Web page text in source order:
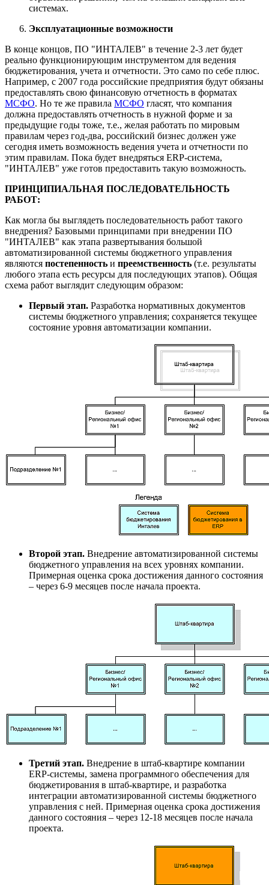
системах.
Эксплуатационные возможности
В конце концов, ПО "ИНТАЛЕВ" в течение 2-3 лет будет
реально функционирующим инструментом для ведения
бюджетирования, учета и отчетности. Это само по себе плюс.
Например, с 2007 года российские предприятия будут обязаны
предоставлять свою финансовую отчетность в форматах
МСФО. Но те же правила МСФО гласят, что компания
должна предоставлять отчетность в нужной форме и за
предыдущие годы тоже, т.е., желая работать по мировым
правилам через год-два, российский бизнес должен уже
сегодня иметь возможность ведения учета и отчетности по
этим правилам. Пока будет внедряться ERP-система,
"ИНТАЛЕВ" уже готов предоставить такую возможность.
ПРИНЦИПИАЛЬНАЯ ПОСЛЕДОВАТЕЛЬНОСТЬ
РАБОТ:
Как могла бы выглядеть последовательность работ такого
внедрения? Базовыми принципами при внедрении ПО
"ИНТАЛЕВ" как этапа развертывания большой
автоматизированной системы бюджетного управления
являются постепенность и преемственность (т.е. результаты
любого этапа есть ресурсы для последующих этапов). Общая
схема работ выглядит следующим образом:
Первый этап. Разработка нормативных документов
системы бюджетного управления; сохраняется текущее
состояние уровня автоматизации компании.
Второй этап. Внедрение автоматизированной системы
бюджетного управления на всех уровнях компании.
Примерная оценка срока достижения данного состояния
– через 6-9 месяцев после начала проекта.
Третий этап. Внедрение в штаб-квартире компании
ERP-системы, замена программного обеспечения для
бюджетирования в штаб-квартире, и разработка
интеграции автоматизированной системы бюджетного
управления с ней. Примерная оценка срока достижения
данного состояния – через 12-18 месяцев после начала
проекта.